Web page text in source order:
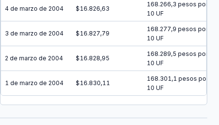
4 de marzo de 2004 $16.826,63
168.266,3 pesos por
10 UF
3 de marzo de 2004 $16.827,79
168.277,9 pesos por
10 UF
2 de marzo de 2004 $16.828,95
168.289,5 pesos por
10 UF
1 de marzo de 2004 $16.830,11
168.301,1 pesos por
10 UF